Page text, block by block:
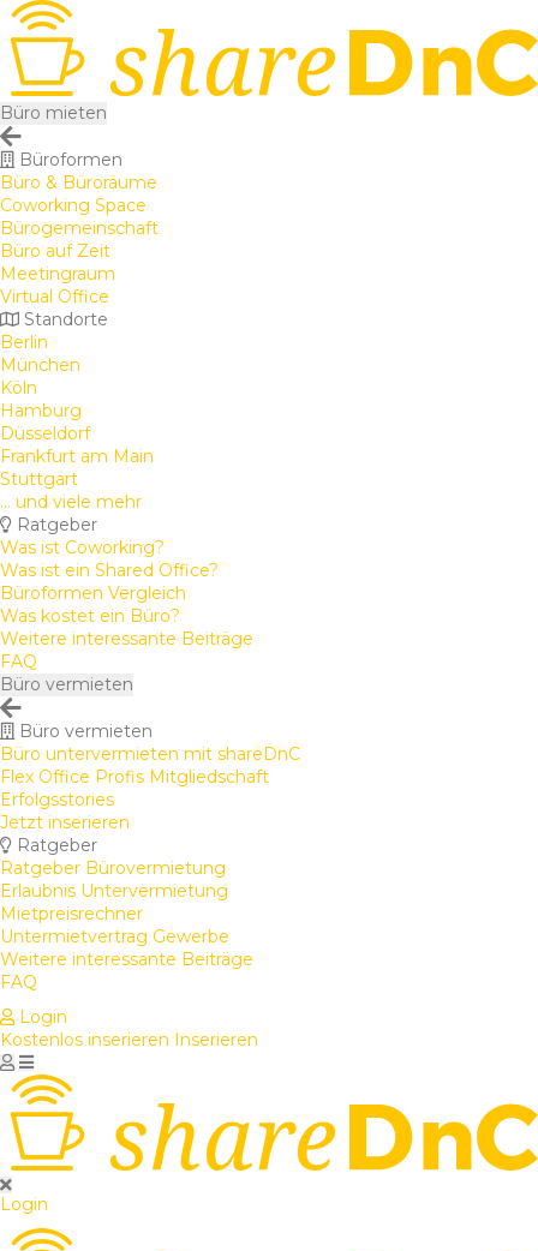
Büro mieten
Büroformen
Büro & Büroräume
Coworking Space
Bürogemeinschaft
Büro auf Zeit
Meetingraum
Virtual Office
Standorte
Berlin
München
Köln
Hamburg
Düsseldorf
Frankfurt am Main
Stuttgart
... und viele mehr
Ratgeber
Was ist Coworking?
Was ist ein Shared Office?
Büroformen Vergleich
Was kostet ein Büro?
Weitere interessante Beiträge
FAQ
Büro vermieten
Büro vermieten
Büro untervermieten mit shareDnC
Flex Office Profis Mitgliedschaft
Erfolgsstories
Jetzt inserieren
Ratgeber
Ratgeber Bürovermietung
Erlaubnis Untervermietung
Mietpreisrechner
Untermietvertrag Gewerbe
Weitere interessante Beiträge
FAQ
Login
Kostenlos inserieren Inserieren
Login